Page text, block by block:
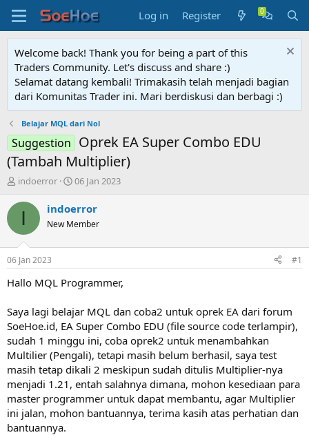
Log in Register
Welcome back! Thank you for being a part of this
Traders Community. Let's discuss and share :)
Selamat datang kembali! Trimakasih telah menjadi bagian
dari Komunitas Trader ini. Mari berdiskusi dan berbagi :)
Belajar MQL dari Nol
Suggestion Oprek EA Super Combo EDU
(Tambah Multiplier)
T
r
d
s
t
a
e
r
indoerror
S
a
t
t
e
06 Jan 2023
I indoerror
New Member
06 Jan 2023 #1
Hallo MQL Programmer,
Saya lagi belajar MQL dan coba2 untuk oprek EA dari forum
SoeHoe.id, EA Super Combo EDU (file source code terlampir),
sudah 1 minggu ini, coba oprek2 untuk menambahkan
Multilier (Pengali), tetapi masih belum berhasil, saya test
masih tetap dikali 2 meskipun sudah ditulis Multiplier-nya
menjadi 1.21, entah salahnya dimana, mohon kesediaan para
master programmer untuk dapat membantu, agar Multiplier
ini jalan, mohon bantuannya, terima kasih atas perhatian dan
bantuannya.